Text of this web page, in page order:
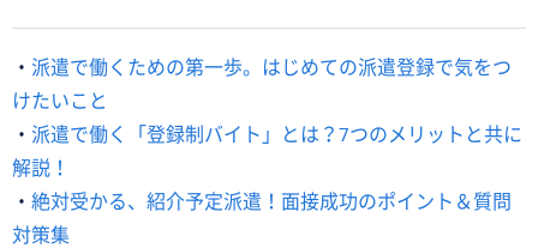
・ 派遣で働くための第一歩。はじめての派遣登録で気をつ
けたいこと
・ 派遣で働く「登録制バイト」とは？7つのメリットと共に
解説！
・ 絶対受かる、紹介予定派遣！面接成功のポイント＆質問
対策集